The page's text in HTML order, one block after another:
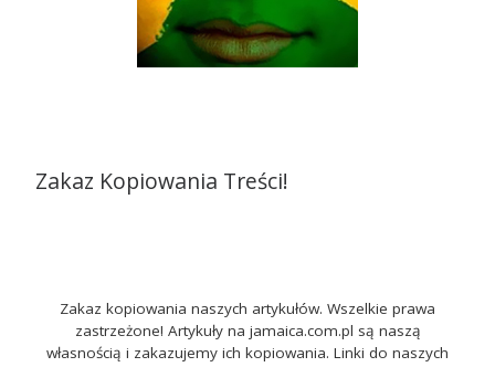
Zakaz Kopiowania Treści!
Zakaz kopiowania naszych artykułów. Wszelkie prawa
zastrzeżone! Artykuły na jamaica.com.pl są naszą
własnością i zakazujemy ich kopiowania. Linki do naszych